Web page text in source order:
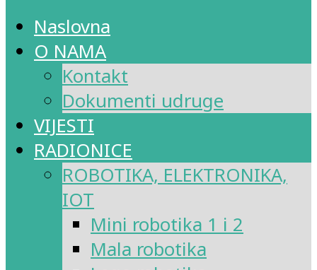
Naslovna
O NAMA
Kontakt
Dokumenti udruge
VIJESTI
RADIONICE
ROBOTIKA, ELEKTRONIKA,
IOT
Mini robotika 1 i 2
Mala robotika